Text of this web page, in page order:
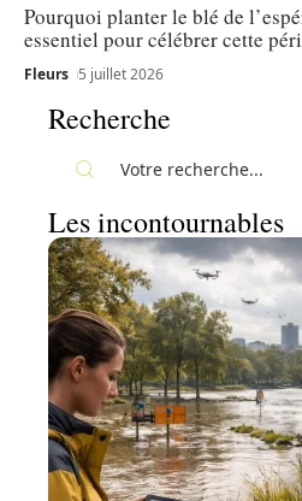
Pourquoi planter le blé de
essentiel pour célébrer cette
Fleurs 5 juillet 2026
Recherche
Les incontournables